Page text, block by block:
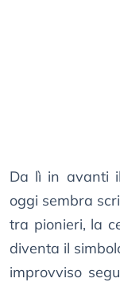
Da lì in avanti
oggi sembra
tra pionieri, la
diventa il
improvviso